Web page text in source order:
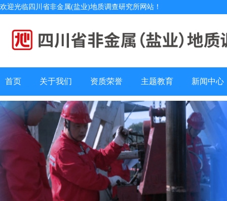
欢迎光临四川省非金属(盐业)地质调查研究所网站！
首页 关于我们 资质荣誉 主题教育 新闻中心